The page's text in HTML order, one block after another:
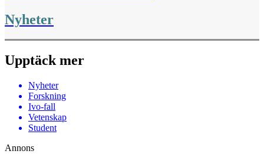
Nyheter
Upptäck mer
Nyheter
Forskning
Ivo-fall
Vetenskap
Student
Annons